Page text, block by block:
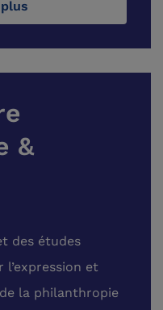
&
des études
l’expression et
la philanthropie